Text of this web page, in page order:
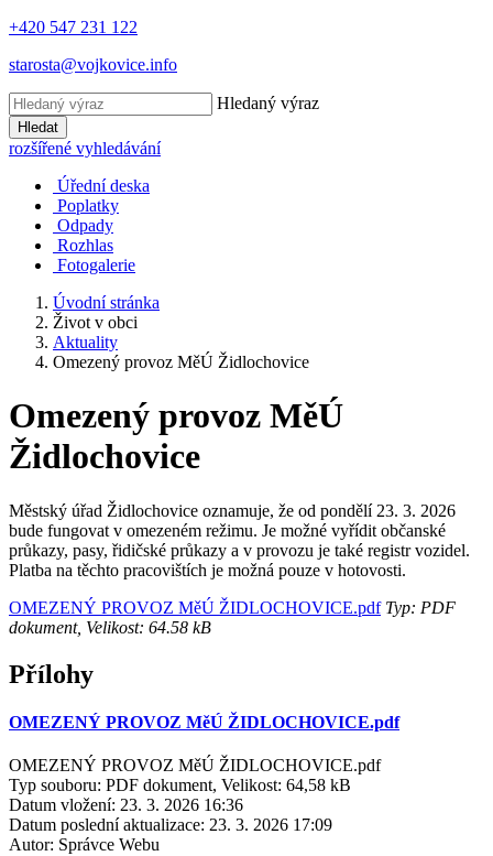
+420 547 231 122
starosta@vojkovice.info
Hledaný výraz
Hledat
rozšířené vyhledávání
Úřední deska
Poplatky
Odpady
Rozhlas
Fotogalerie
Úvodní stránka
Život v obci
Aktuality
Omezený provoz MěÚ Židlochovice
Omezený provoz MěÚ
Židlochovice
Městský úřad Židlochovice oznamuje, že od pondělí 23. 3. 2026
bude fungovat v omezeném režimu. Je možné vyřídit občanské
průkazy, pasy, řidičské průkazy a v provozu je také registr vozidel.
Platba na těchto pracovištích je možná pouze v hotovosti.
OMEZENÝ PROVOZ MěÚ ŽIDLOCHOVICE.pdfTyp: PDF
dokument, Velikost: 64.58 kB
Přílohy
OMEZENÝ PROVOZ MěÚ ŽIDLOCHOVICE.pdf
OMEZENÝ PROVOZ MěÚ ŽIDLOCHOVICE.pdf
Typ souboru: PDF dokument, Velikost: 64,58 kB
Datum vložení: 23. 3. 2026 16:36
Datum poslední aktualizace: 23. 3. 2026 17:09
Autor: Správce Webu